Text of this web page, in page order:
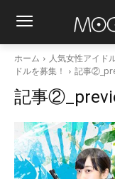
ホーム
人気女性アイド
ドルを募集！
記事
記事